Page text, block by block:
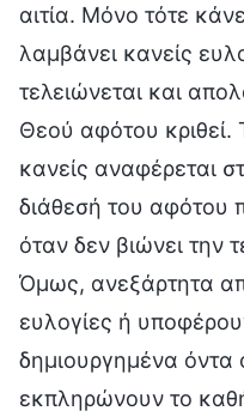
αιτία. Μόνο τότε
λαμβάνει κανείς
τελειώνεται και
Θεού αφότου κριθεί.
κανείς αναφέρεται
διάθεσή του αφότου
όταν δεν βιώνει την
Όμως, ανεξάρτητα
ευλογίες ή
δημιουργημένα όντα
εκπληρώνουν το